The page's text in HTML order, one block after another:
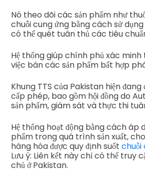
Nó theo dõi các sản phẩm như
chuỗi cung ứng bằng cách sử
có thể quét tuân thủ các tiêu
Hệ thống giúp chính phủ xác
việc bán các sản phẩm bất hợp
Khung TTS của Pakistan hiện
cấp phép, bao gồm hội đồng do
sản phẩm, giám sát và thực thi
Hệ thống hoạt động bằng cách áp
phẩm trong quá trình sản xuất,
hàng hóa được quy định suốt chuỗi
Lưu ý: Liên kết này chỉ có thể truy
chủ ở Pakistan.